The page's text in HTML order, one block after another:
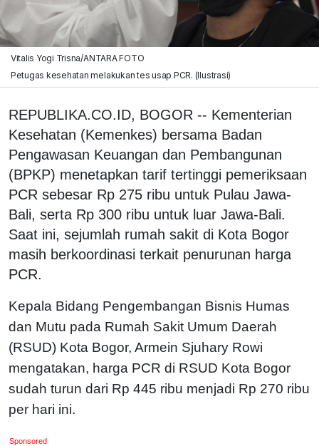
Vitalis Yogi Trisna/ANTARA FOTO
Petugas kesehatan melakukan tes usap PCR. (Ilustrasi)
REPUBLIKA.CO.ID, BOGOR -- Kementerian
Kesehatan (Kemenkes) bersama Badan
Pengawasan Keuangan dan Pembangunan
(BPKP) menetapkan tarif tertinggi pemeriksaan
PCR sebesar Rp 275 ribu untuk Pulau Jawa-
Bali, serta Rp 300 ribu untuk luar Jawa-Bali.
Saat ini, sejumlah rumah sakit di Kota Bogor
masih berkoordinasi terkait penurunan harga
PCR.
Kepala Bidang Pengembangan Bisnis Humas
dan Mutu pada Rumah Sakit Umum Daerah
(RSUD) Kota Bogor, Armein Sjuhary Rowi
mengatakan, harga PCR di RSUD Kota Bogor
sudah turun dari Rp 445 ribu menjadi Rp 270 ribu
per hari ini.
Sponsored